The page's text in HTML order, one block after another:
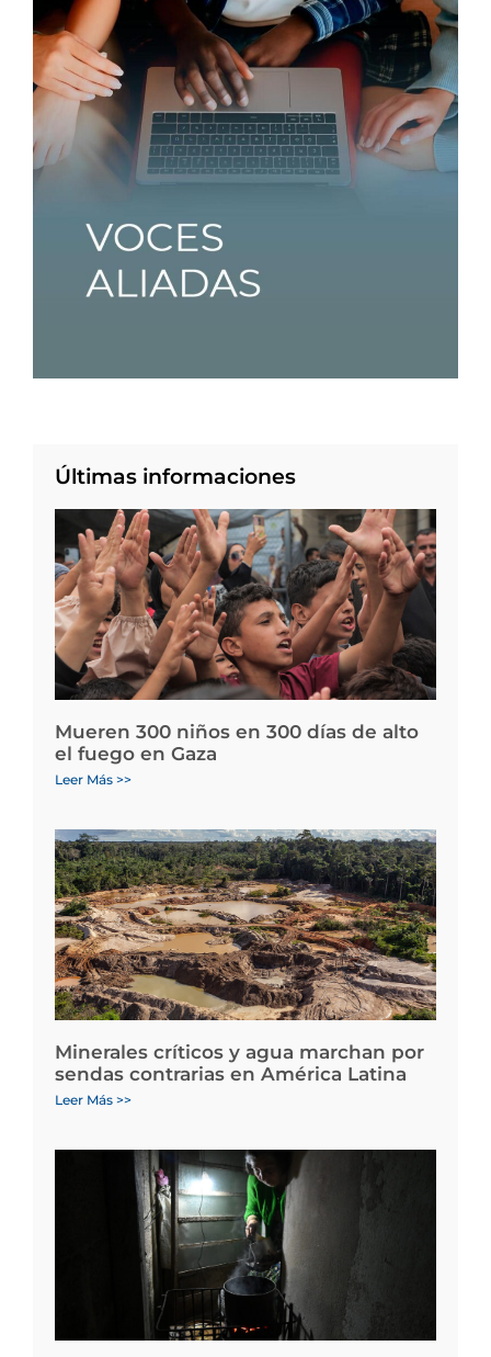
Últimas informaciones
Mueren 300 niños en 300 días de alto
el fuego en Gaza
Leer Más >>
Minerales críticos y agua marchan por
sendas contrarias en América Latina
Leer Más >>